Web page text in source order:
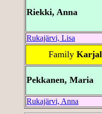
Riekki, Anna
Rukajärvi, Lisa
Family
Pekkanen, Maria
Rukajärvi, Anna